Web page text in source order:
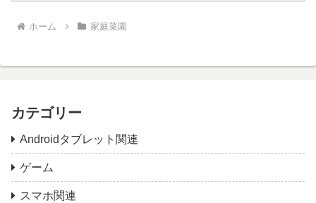
ホーム 家庭菜園
カテゴリー
Androidタブレット関連
ゲーム
スマホ関連